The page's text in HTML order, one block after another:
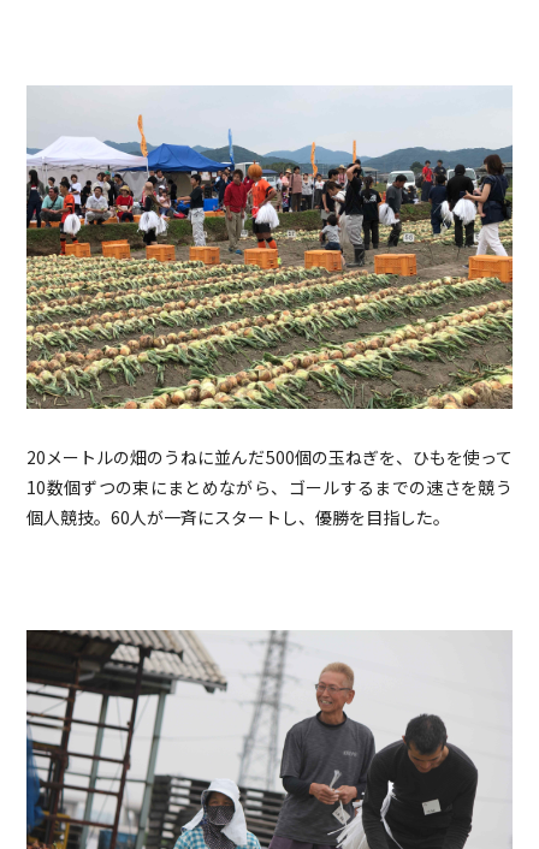
20メートルの畑のうねに並んだ500個の玉ねぎを、ひもを使って
10数個ずつの束にまとめながら、ゴールするまでの速さを競う
個人競技。60人が一斉にスタートし、優勝を目指した。